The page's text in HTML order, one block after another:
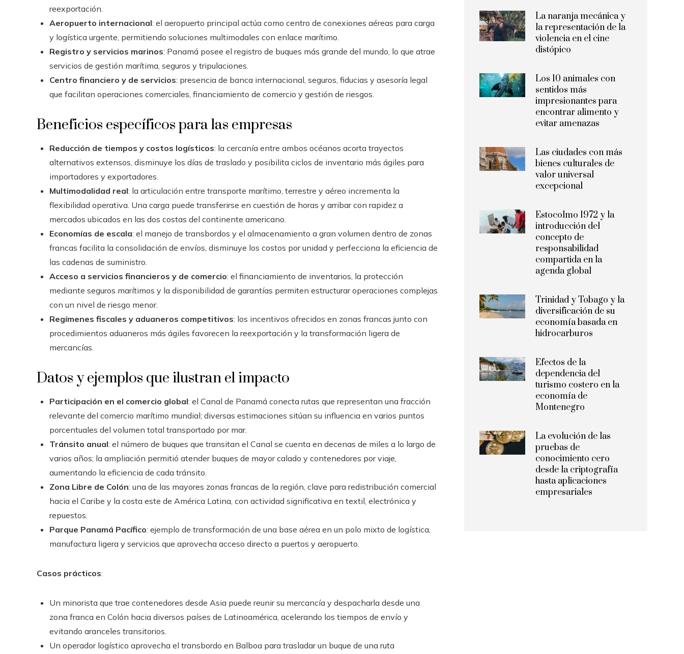
reexportación.
Aeropuerto internacional: el aeropuerto principal actúa como centro de conexiones aéreas para carga
y logística urgente, permitiendo soluciones multimodales con enlace marítimo.
Registro y servicios marinos: Panamá posee el registro de buques más grande del mundo, lo que atrae
servicios de gestión marítima, seguros y tripulaciones.
Centro financiero y de servicios: presencia de banca internacional, seguros, fiducias y asesoría legal
que facilitan operaciones comerciales, financiamiento de comercio y gestión de riesgos.
Beneficios específicos para las empresas
Reducción de tiempos y costos logísticos: la cercanía entre ambos océanos acorta trayectos
alternativos extensos, disminuye los días de traslado y posibilita ciclos de inventario más ágiles para
importadores y exportadores.
Multimodalidad real: la articulación entre transporte marítimo, terrestre y aéreo incrementa la
flexibilidad operativa. Una carga puede transferirse en cuestión de horas y arribar con rapidez a
mercados ubicados en las dos costas del continente americano.
Economías de escala: el manejo de transbordos y el almacenamiento a gran volumen dentro de zonas
francas facilita la consolidación de envíos, disminuye los costos por unidad y perfecciona la eficiencia de
las cadenas de suministro.
Acceso a servicios financieros y de comercio: el financiamiento de inventarios, la protección
mediante seguros marítimos y la disponibilidad de garantías permiten estructurar operaciones complejas
con un nivel de riesgo menor.
Regímenes fiscales y aduaneros competitivos: los incentivos ofrecidos en zonas francas junto con
procedimientos aduaneros más ágiles favorecen la reexportación y la transformación ligera de
mercancías.
Datos y ejemplos que ilustran el impacto
Participación en el comercio global: el Canal de Panamá conecta rutas que representan una fracción
relevante del comercio marítimo mundial; diversas estimaciones sitúan su influencia en varios puntos
porcentuales del volumen total transportado por mar.
Tránsito anual: el número de buques que transitan el Canal se cuenta en decenas de miles a lo largo de
varios años; la ampliación permitió atender buques de mayor calado y contenedores por viaje,
aumentando la eficiencia de cada tránsito.
Zona Libre de Colón: una de las mayores zonas francas de la región, clave para redistribución comercial
hacia el Caribe y la costa este de América Latina, con actividad significativa en textil, electrónica y
repuestos.
Parque Panamá Pacífico: ejemplo de transformación de una base aérea en un polo mixto de logística,
manufactura ligera y servicios que aprovecha acceso directo a puertos y aeropuerto.
Casos prácticos:
Un minorista que trae contenedores desde Asia puede reunir su mercancía y despacharla desde una
zona franca en Colón hacia diversos países de Latinoamérica, acelerando los tiempos de envío y
evitando aranceles transitorios.
Un operador logístico aprovecha el transbordo en Balboa para trasladar un buque de una ruta
La naranja mecánica y
la representación de la
violencia en el cine
distópico
Los 10 animales con
sentidos más
impresionantes para
encontrar alimento y
evitar amenazas
Las ciudades con más
bienes culturales de
valor universal
excepcional
Estocolmo 1972 y la
introducción del
concepto de
responsabilidad
compartida en la
agenda global
Trinidad y Tobago y la
diversificación de su
economía basada en
hidrocarburos
Efectos de la
dependencia del
turismo costero en la
economía de
Montenegro
La evolución de las
pruebas de
conocimiento cero
desde la criptografía
hasta aplicaciones
empresariales